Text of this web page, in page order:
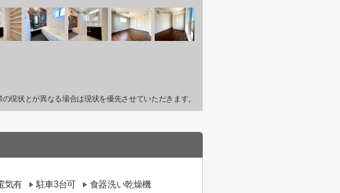
現状とが異なる場合は現状を優先させていただきます。
気有 駐車3台可
食器洗い乾燥機